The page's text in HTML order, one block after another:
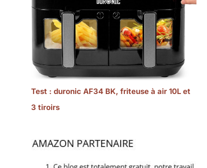
Test : duronic AF34 BK, friteuse à air 10L et
3 tiroirs